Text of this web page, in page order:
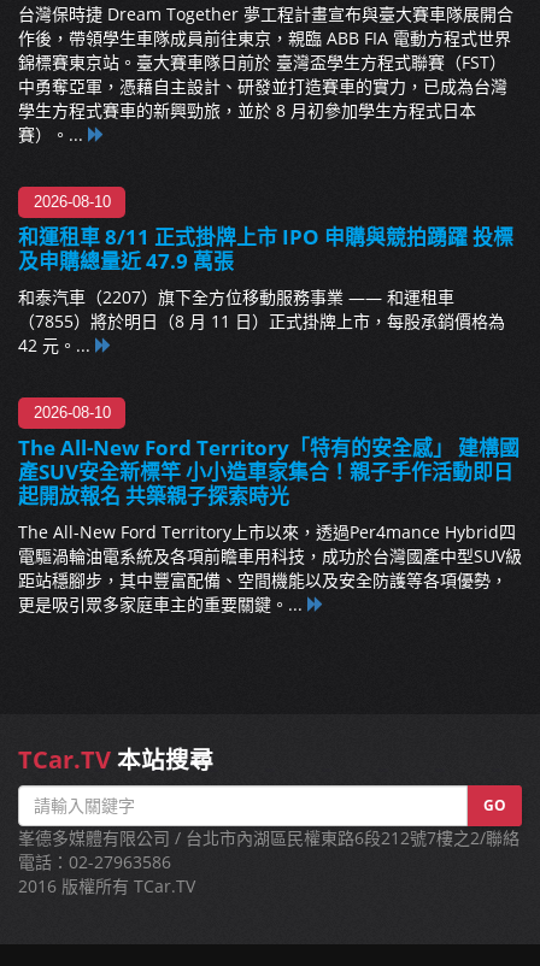
台灣保時捷 Dream Together 夢工程計畫宣布與臺大賽車隊展開合
作後，帶領學生車隊成員前往東京，親臨 ABB FIA 電動方程式世界
錦標賽東京站。臺大賽車隊日前於 臺灣盃學生方程式聯賽（FST）
中勇奪亞軍，憑藉自主設計、研發並打造賽車的實力，已成為台灣
學生方程式賽車的新興勁旅，並於 8 月初參加學生方程式日本
賽）。...
2026-08-10
和運租車 8/11 正式掛牌上市 IPO 申購與競拍踴躍 投標
及申購總量近 47.9 萬張
和泰汽車（2207）旗下全方位移動服務事業 —— 和運租車
（7855）將於明日（8 月 11 日）正式掛牌上市，每股承銷價格為
42 元。...
2026-08-10
The All-New Ford Territory「特有的安全感」 建構國
產SUV安全新標竿 小小造車家集合！親子手作活動即日
起開放報名 共築親子探索時光
The All-New Ford Territory上市以來，透過Per4mance Hybrid四
電驅渦輪油電系統及各項前瞻車用科技，成功於台灣國產中型SUV級
距站穩腳步，其中豐富配備、空間機能以及安全防護等各項優勢，
更是吸引眾多家庭車主的重要關鍵。...
TCar.TV本站搜尋
GO
峯德多媒體有限公司 / 台北市內湖區民權東路6段212號7樓之2/聯絡
電話：02-27963586
2016 版權所有 TCar.TV